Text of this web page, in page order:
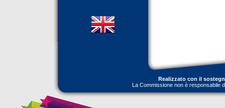
Realizzato con il
La Commissione non è responsabile